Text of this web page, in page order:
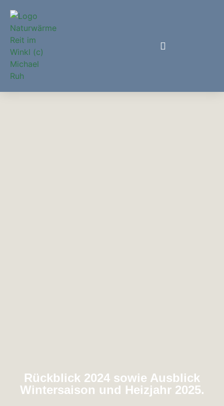
Rückblick 2024 sowie Ausblick
Wintersaison und Heizjahr 2025.